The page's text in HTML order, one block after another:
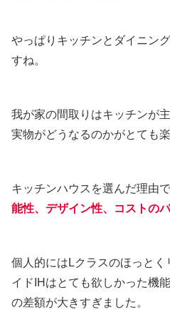
やっぱりキッチンとダイニン
すね。
我が家の間取りはキッチンが
実物がどうなるのかがとても楽
キッチンハウスを選んだ理由
能性、デザイン性、コストの
個人的にはLクラスのほっと
イドIHはとても欲しかった機
の差額が大きすぎました。